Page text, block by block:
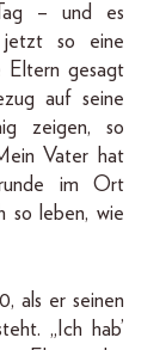
– und es
jetzt so eine
Eltern gesagt
auf seine
zeigen, so
Vater hat
im Ort
so leben, wie
als er seinen
„Ich hab’